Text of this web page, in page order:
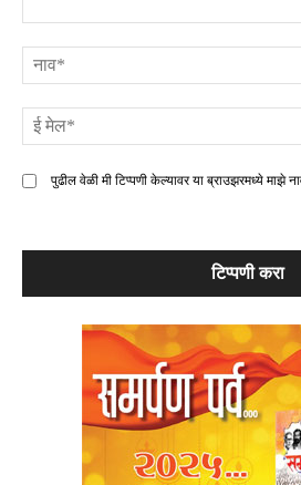
पुढील वेळी मी टिप्पणी केल्यावर या ब्राउझरमध्ये